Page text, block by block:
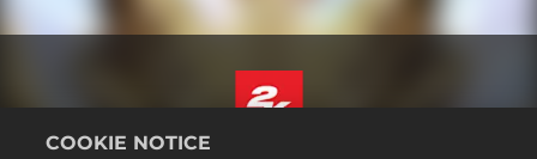
COOKIE NOTICE